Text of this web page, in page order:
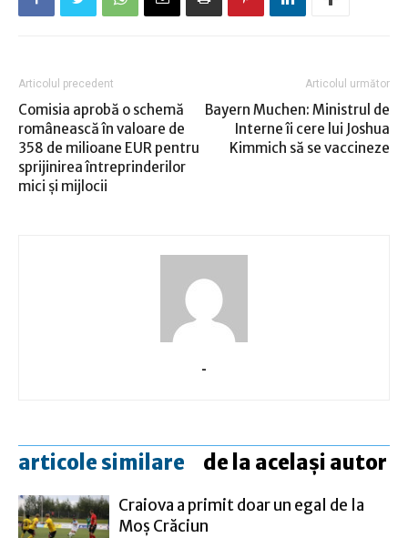
Articolul precedent
Comisia aprobă o schemă
românească în valoare de
358 de milioane EUR pentru
sprijinirea întreprinderilor
mici și mijlocii
Articolul următor
Bayern Muchen: Ministrul de
Interne îi cere lui Joshua
Kimmich să se vaccineze
-
articole similare de la același autor
Craiova a primit doar un egal de la
Moş Crăciun